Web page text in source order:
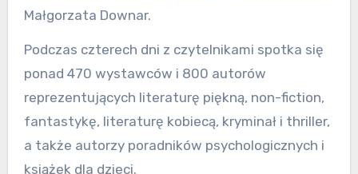
Małgorzata Downar.
Podczas czterech dni z czytelnikami spotka się
ponad 470 wystawców i 800 autorów
reprezentujących literaturę piękną, non-fiction,
fantastykę, literaturę kobiecą, kryminał i thriller,
a także autorzy poradników psychologicznych i
książek dla dzieci.